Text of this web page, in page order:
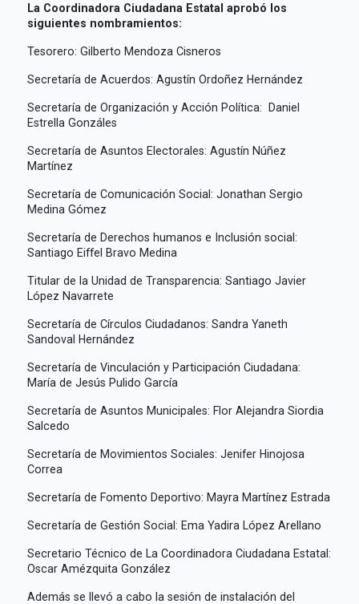
La Coordinadora Ciudadana Estatal aprobó los
siguientes nombramientos:
Tesorero: Gilberto Mendoza Cisneros
Secretaría de Acuerdos: Agustín Ordoñez Hernández
Secretaría de Organización y Acción Política: Daniel
Estrella Gonzáles
Secretaría de Asuntos Electorales: Agustín Núñez
Martínez
Secretaría de Comunicación Social: Jonathan Sergio
Medina Gómez
Secretaría de Derechos humanos e Inclusión social:
Santiago Eiffel Bravo Medina
Titular de la Unidad de Transparencia: Santiago Javier
López Navarrete
Secretaría de Círculos Ciudadanos: Sandra Yaneth
Sandoval Hernández
Secretaría de Vinculación y Participación Ciudadana:
María de Jesús Pulido García
Secretaría de Asuntos Municipales: Flor Alejandra Siordia
Salcedo
Secretaría de Movimientos Sociales: Jenifer Hinojosa
Correa
Secretaría de Fomento Deportivo: Mayra Martínez Estrada
Secretaría de Gestión Social: Ema Yadira López Arellano
Secretario Técnico de La Coordinadora Ciudadana Estatal:
Oscar Amézquita González
Además se llevó a cabo la sesión de instalación del